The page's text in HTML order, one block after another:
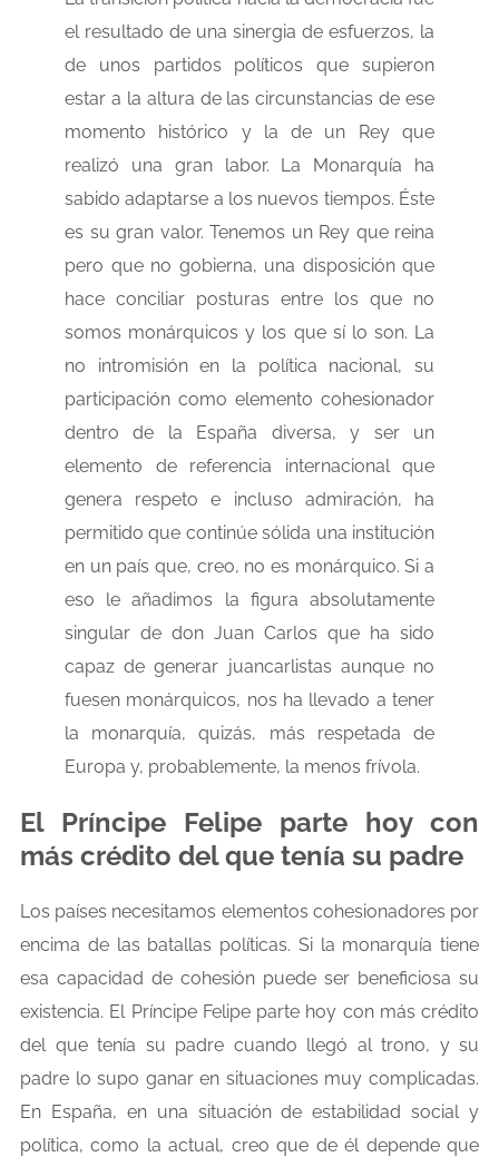
el resultado de una sinergia de esfuerzos, la
de unos partidos políticos que supieron
estar a la altura de las circunstancias de ese
momento histórico y la de un Rey que
realizó una gran labor. La Monarquía ha
sabido adaptarse a los nuevos tiempos. Éste
es su gran valor. Tenemos un Rey que reina
pero que no gobierna, una disposición que
hace conciliar posturas entre los que no
somos monárquicos y los que sí lo son. La
no intromisión en la política nacional, su
participación como elemento cohesionador
dentro de la España diversa, y ser un
elemento de referencia internacional que
genera respeto e incluso admiración, ha
permitido que continúe sólida una institución
en un país que, creo, no es monárquico. Si a
eso le añadimos la figura absolutamente
singular de don Juan Carlos que ha sido
capaz de generar juancarlistas aunque no
fuesen monárquicos, nos ha llevado a tener
la monarquía, quizás, más respetada de
Europa y, probablemente, la menos frívola.
El Príncipe Felipe parte hoy con
más crédito del que tenía su padre
Los países necesitamos elementos cohesionadores por
encima de las batallas políticas. Si la monarquía tiene
esa capacidad de cohesión puede ser beneficiosa su
existencia. El Príncipe Felipe parte hoy con más crédito
del que tenía su padre cuando llegó al trono, y su
padre lo supo ganar en situaciones muy complicadas.
En España, en una situación de estabilidad social y
política, como la actual, creo que de él depende que